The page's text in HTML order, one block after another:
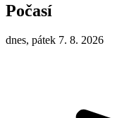
Počasí
dnes, pátek 7. 8. 2026